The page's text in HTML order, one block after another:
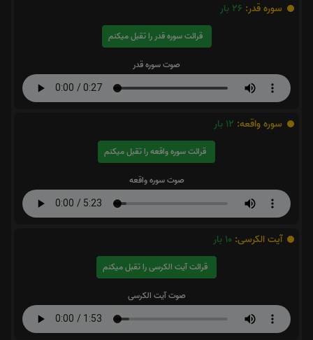
سوره قدر: 26 بار
قرائت سوره قدر را تقبل میکنم
صوت سوره قدر
سوره واقعه: 12 بار
قرائت سوره واقعه را تقبل میکنم
صوت سوره واقعه
آیت الکرسی: 10 بار
قرائت آیت الکرسی را تقبل میکنم
صوت آیت الکرسی